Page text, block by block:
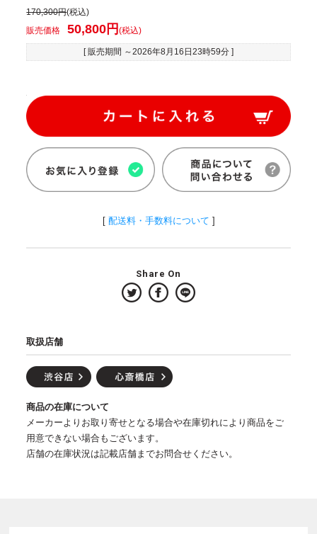
170,300円(税込)
販売価格
50,800円(税込)
[ 販売期間 ～2026年8月16日23時59分 ]
[ 配送料・手数料について ]
Share On
取扱店舗
商品の在庫について
メーカーよりお取り寄せとなる場合や在庫切れにより商品をご
用意できない場合もございます。
店舗の在庫状況は記載店舗までお問合せください。